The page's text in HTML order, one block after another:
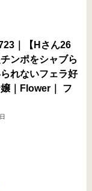
｜【Hさん26
ンポをシャブら
れないフェラ好
｜Flower｜ フ